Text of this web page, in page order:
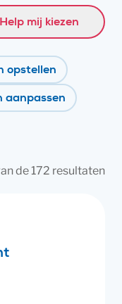
Help mij kiezen
opstellen
aanpassen
de 172 resultaten